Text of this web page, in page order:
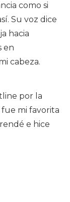
como si
Su voz dice
hacia
en
cabeza.
por la
mi favorita
e hice